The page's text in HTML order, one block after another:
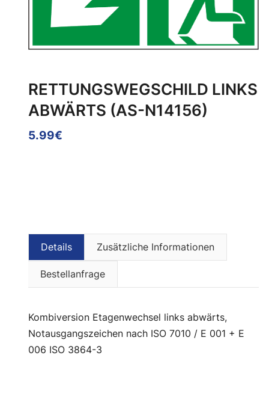
RETTUNGSWEGSCHILD LINKS
ABWÄRTS (AS-N14156)
5.99€
Details Zusätzliche Informationen
Bestellanfrage
Kombiversion Etagenwechsel links abwärts,
Notausgangszeichen nach ISO 7010 / E 001 + E
006 ISO 3864-3